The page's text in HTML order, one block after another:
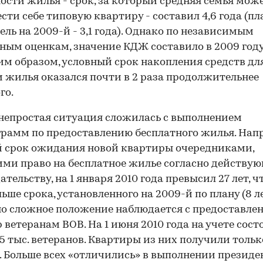
себе типовую квартиру - составил 4,6 года
на 2009-й - 3,1 года). Однако по независимым
оценкам, значение КДЖ составило в 2009
образом, условный срок накопления средств
жилья оказался почти в 2 раза продолжительнее
ситуация сложилась с выполнением
по предоставлению бесплатного жилья.
срок ожидания новой квартиры очередниками,
право на бесплатное жилье согласно
на 1 января 2010 года превысил 27 лет,
срока, установленного на 2009-й по плану (8
сложное положение наблюдается с
ветеранам ВОВ. На 1 июня 2010 года на учете
тыс. ветеранов. Квартиры из них получили
Больше всех «отличились» в выполнении